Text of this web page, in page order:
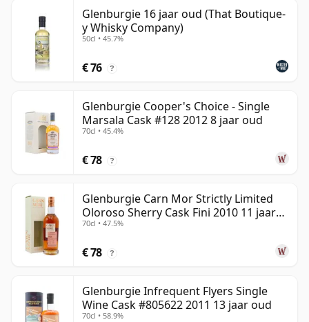
Glenburgie 16 jaar oud (That Boutique-
y Whisky Company)
50cl • 45.7%
€ 76 ?
Glenburgie Cooper's Choice - Single
Marsala Cask #128 2012 8 jaar oud
70cl • 45.4%
€ 78 ?
Glenburgie Carn Mor Strictly Limited
Oloroso Sherry Cask Fini 2010 11 jaar
oud
70cl • 47.5%
€ 78 ?
Glenburgie Infrequent Flyers Single
Wine Cask #805622 2011 13 jaar oud
70cl • 58.9%